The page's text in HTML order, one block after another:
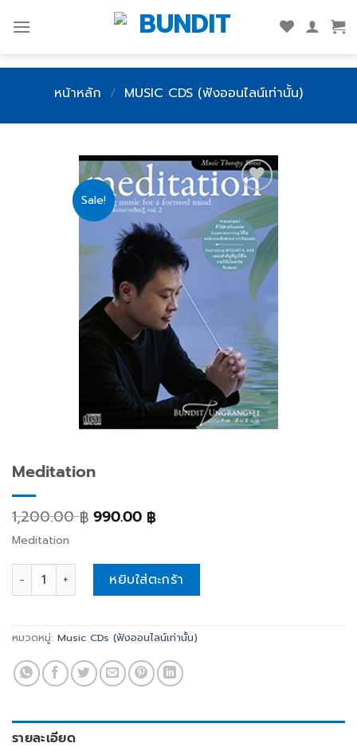
content
หน้าหลัก / MUSIC CDS (ฟังออนไลน์เท่านั้น)
Sale!
Add
to
wishlist
Meditation
1,200.00฿ 990.00 ฿
Meditation
Meditation quantityหยิบใส่ตะกร้า
หมวดหมู่: Music CDs (ฟังออนไลน์เท่านั้น)
รายละเอียด